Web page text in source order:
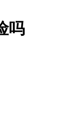
吗